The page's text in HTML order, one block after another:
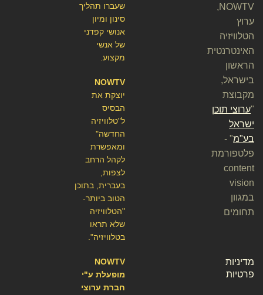
שעברו תהליך
סינון ומיון
אנושי קפדני
של אנשי
מקצוע.
NOWTV
יוצקת את
הבסיס
ל"טלוויזיה
החדשה"
ומאפשרת
לקהל הרחב
לצפות,
בעברית, בתוכן
הטוב ביותר-
"הטלוויזיה
שלא תראו
בטלוויזיה".
NOWTV
מופעלת ע"י
חברת ערוצי
NOWTV,
ערוץ
הטלוויזיה
האינטרנטית
הראשון
בישראל,
מקבוצת
"ערוצי תוכן
ישראל
בע"מ" -
פלטפורמת
content
vision
במגוון
תחומים
מדיניות
פרטיות